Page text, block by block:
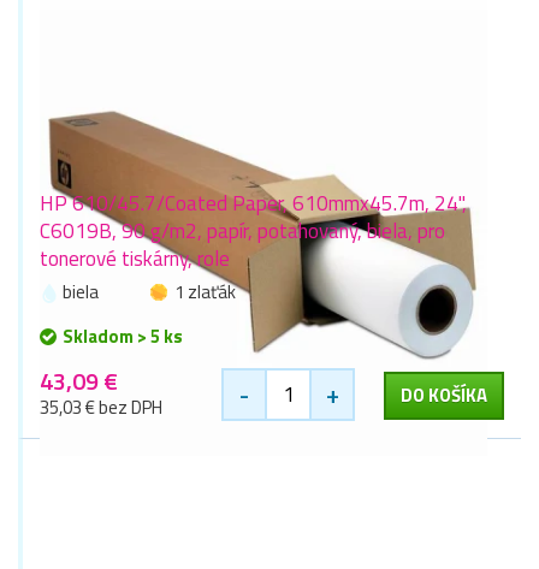
HP 610/45.7/Coated Paper, 610mmx45.7m, 24",
C6019B, 90 g/m2, papír, potahovaný, biela, pro
tonerové tiskárny, role
biela
1 zlaťák
Skladom > 5 ks
43,09 €
35,03 € bez DPH - + DO KOŠÍKA